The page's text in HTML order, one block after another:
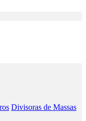
Divisoras de Massas